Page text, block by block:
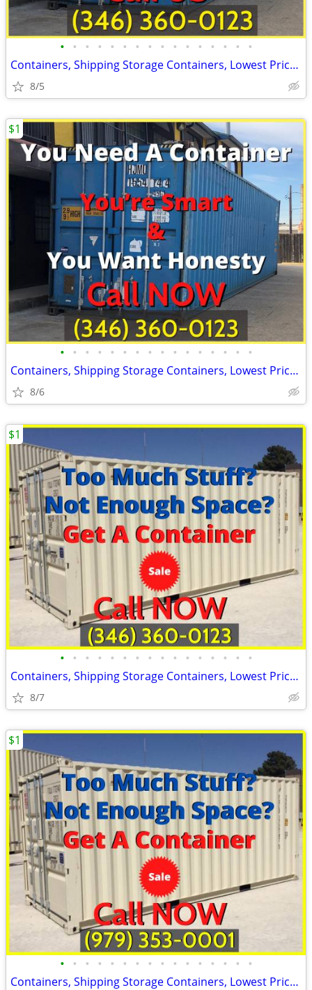
• • • • • • • • • • • • • • • •
Containers, Shipping Storage Containers, Lowest Price Now!
8/5
• • • • • • • • • • • • • • • •
Containers, Shipping Storage Containers, Lowest Price Now!
8/6
$1
• • • • • • • • • • • • • • • •
Containers, Shipping Storage Containers, Lowest Price Now!
8/7
$1
• • • • • • • • • • • • • • • •
Containers, Shipping Storage Containers, Lowest Price Now!
$1